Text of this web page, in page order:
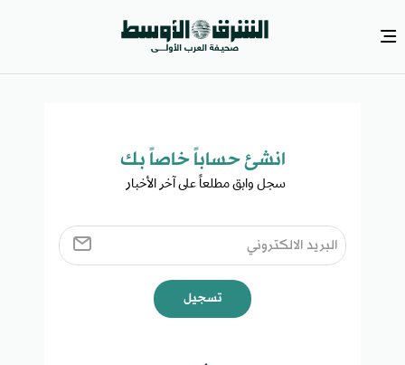
انشئ حساباً خاصاً بك​
سجل وابق مطلعاً على آخر الأخبار ​
تسجيل